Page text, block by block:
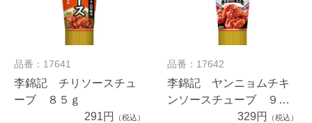
品番：17641
李錦記 チリソースチュ
ーブ ８５ｇ
291円
（税込）
品番：17642
李錦記 ヤンニョムチキ
ンソースチューブ ９０
329円 （税込）